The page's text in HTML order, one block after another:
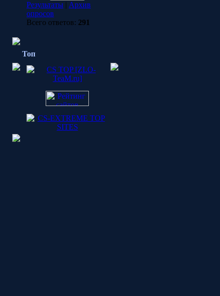
Результаты | Архив
опросов
Всего ответов: 291
Топ